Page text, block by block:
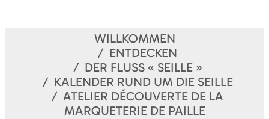
WILLKOMMEN
ENTDECKEN
DER FLUSS « SEILLE »
KALENDER RUND UM DIE SEILLE
ATELIER DÉCOUVERTE DE LA
MARQUETERIE DE PAILLE